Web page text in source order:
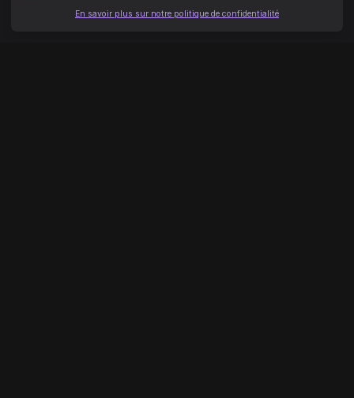
En savoir plus sur notre politique de confidentialité